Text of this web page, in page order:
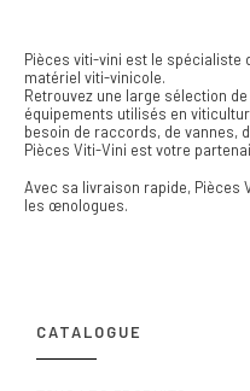
Pièces viti-vini est le spécialiste
matériel viti-vinicole.
Retrouvez une large sélection
équipements utilisés en
besoin de raccords, de vannes,
Pièces Viti-Vini est votre
Avec sa livraison rapide, Pièces
les œnologues.
CATALOGUE